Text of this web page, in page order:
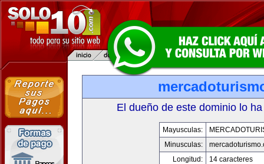
El dueño de este dominio lo
Mayusculas:
Minusculas:
Longitud:
14 caracteres